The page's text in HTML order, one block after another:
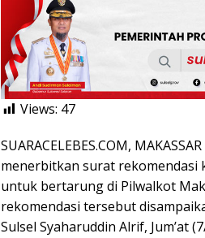
Views: 47
SUARACELEBES.COM,
menerbitkan surat rekomendasi
untuk bertarung di Pilwalkot
rekomendasi tersebut
Sulsel Syaharuddin Alrif, Jum’at